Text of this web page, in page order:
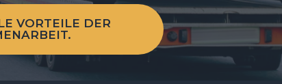
Anhänger für jeden Anlass
VORTEILE DER